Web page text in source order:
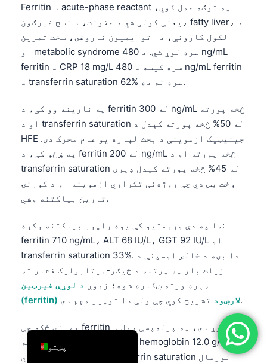
Ferritin د acute-phase reactant په توګه عمل کوي،
یعنې کولی شي د عفونت، د نسج غبرګون، fatty liver، د
الکول کارونې، د اتوایمیون ناروغۍ، سخت تمرین
او metabolic syndrome سره لوړ شي. د 480 ng/mL
ferritin د CRP 18 mg/L سره کیسه د 480 ng/mL ferritin
د transferrin saturation 62% سره نه ده.
په نارینه وو کې، د ferritin له 300 ng/mL څخه پورته
او د transferrin saturation له 50% څخه پورته کېدل د
HFE جینیټیک ازموینې د بحث لپاره یو عام محرک دی.
په ښځو کې، د ferritin له 200 ng/mL څخه پورته او د
transferrin saturation له 45% څخه پورته کېدل ډېری
وخت بس دي چې روژه‌نی تکراري ازموینه او د کورنۍ
تاریخ بیاکتنه وشي.
ما په دې وروستیو کې یوه راپور بیاکتنه وکړه:
ferritin 710 ng/mL، ALT 68 IU/L، GGT 92 IU/L او
transferrin saturation 33%. دا بڼه د خالص اوسپنې د
زیات بار په پرتله د ځیګر-میتابولیک فشار ته
ډېره ورته ښکاره شوه؛ زموږ د لوړې فیرټین
(ferritin) لارښودتشریح کوي چې ولې دا توپیر مهم دی.
یوازې ځکه چې ferritin لوړ دی، په پرله‌پسې ډول د
وینې ورکړه پیل مه کوئ. که hemoglobin 12.0 g/dL
وي، MCV ټیټ وي او transferrin saturation نورمال
پښتو
English
Deutsch
العربية
Français
Italiano
Português
Ελληνικά
Română
简体中文
Български
Dansk
हिन्दी